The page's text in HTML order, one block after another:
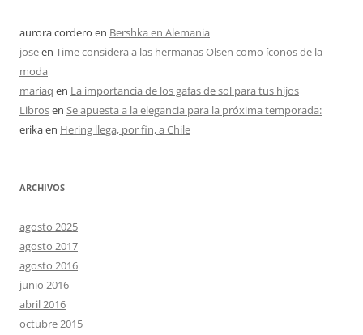
aurora cordero en Bershka en Alemania
joseen Time considera a las hermanas Olsen como íconos de la
moda
mariaq en La importancia de los gafas de sol para tus hijos
Librosen Se apuesta a la elegancia para la próxima temporada:
erikaen Hering llega, por fin, a Chile
ARCHIVOS
agosto 2025
agosto 2017
agosto 2016
junio 2016
abril 2016
octubre 2015